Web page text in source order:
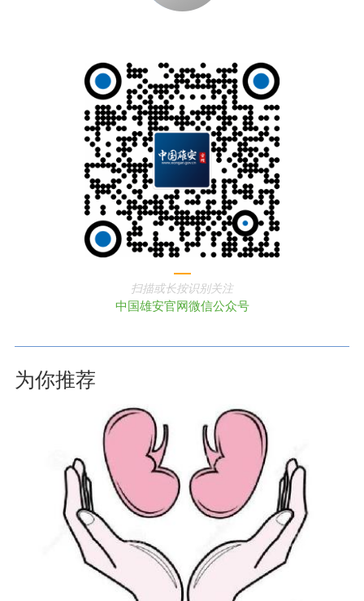
扫描或长按识别关注
中国雄安官网微信公众号
为你推荐